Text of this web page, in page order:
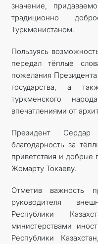
значение,
традиционно
Туркменистаном.
Пользуясь
передал тёплые
пожелания
государства, а
туркменского
впечатлениями от
Президент Сердар
благодарность за
приветствия и
Жомарту Токаеву.
Отметив важность
руководителя
Республики
министерствами
Республики